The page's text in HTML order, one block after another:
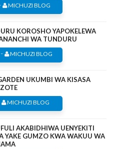
MICHUZI BLOG
KOROSHO YAPOKELEWA
WA TUNDURU
- MICHUZI BLOG
UKUMBI WA KISASA
MICHUZI BLOG
AKABIDHIWA UENYEKITI
YAKE GUMZO KWA WAKUU WA